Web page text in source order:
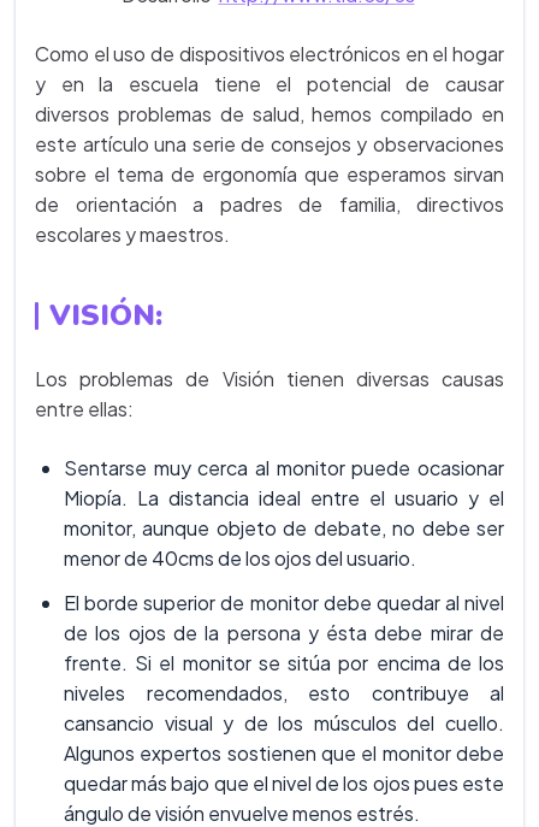
Como el uso de dispositivos electrónicos en el hogar
y en la escuela tiene el potencial de causar
diversos problemas de salud, hemos compilado en
este artículo una serie de consejos y observaciones
sobre el tema de ergonomía que esperamos sirvan
de orientación a padres de familia, directivos
escolares y maestros.
VISIÓN:
Los problemas de Visión tienen diversas causas
entre ellas:
Sentarse muy cerca al monitor puede ocasionar
Miopía. La distancia ideal entre el usuario y el
monitor, aunque objeto de debate, no debe ser
menor de 40cms de los ojos del usuario.
El borde superior de monitor debe quedar al nivel
de los ojos de la persona y ésta debe mirar de
frente. Si el monitor se sitúa por encima de los
niveles recomendados, esto contribuye al
cansancio visual y de los músculos del cuello.
Algunos expertos sostienen que el monitor debe
quedar más bajo que el nivel de los ojos pues este
ángulo de visión envuelve menos estrés.